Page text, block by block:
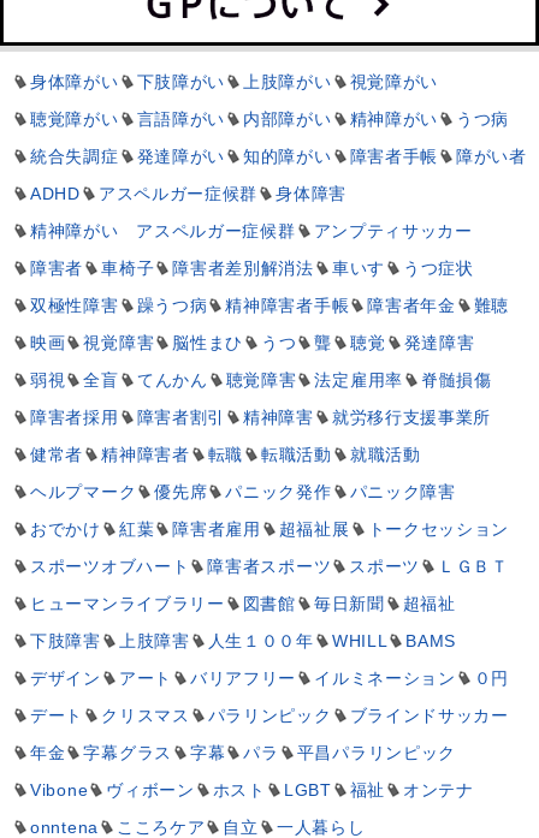
身体障がい 下肢障がい 上肢障がい
視覚障がい
聴覚障がい
言語障がい 内部障がい 精神障がい
うつ病
統合失調症
発達障がい 知的障がい 障害者手帳
障がい者
ADHD
アスペルガー症候群
身体障害
精神障がい アスペルガー症候群
アンプティサッカー
障害者
車椅子 障害者差別解消法 車いす
うつ症状
双極性障害
躁うつ病 精神障害者手帳 障害者年金
難聴
映画
視覚障害 脳性まひ うつ 聾 聴覚
発達障害
弱視
全盲 てんかん 聴覚障害 法定雇用率
脊髄損傷
障害者採用
障害者割引 精神障害
就労移行支援事業所
健常者
精神障害者 転職 転職活動
就職活動
ヘルプマーク
優先席 パニック発作
パニック障害
おでかけ
紅葉 障害者雇用 超福祉展
トークセッション
スポーツオブハート
障害者スポーツ スポーツ
ＬＧＢＴ
ヒューマンライブラリー
図書館 毎日新聞
超福祉
下肢障害
上肢障害 人生１００年 WHILL
BAMS
デザイン
アート バリアフリー イルミネーション
０円
デート
クリスマス パラリンピック
ブラインドサッカー
年金
字幕グラス 字幕 パラ
平昌パラリンピック
Vibone
ヴィボーン ホスト LGBT 福祉
オンテナ
onntena
こころケア 自立
一人暮らし